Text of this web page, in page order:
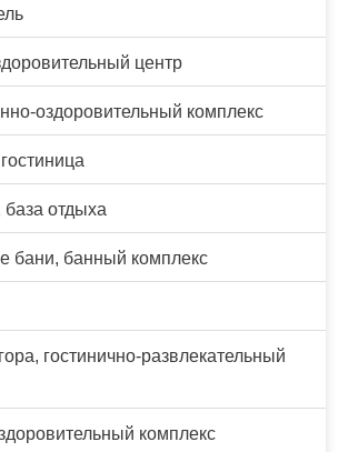
центр
оздоровительный комплекс
отдыха
бани, банный комплекс
гостинично-развлекательный
комплекс